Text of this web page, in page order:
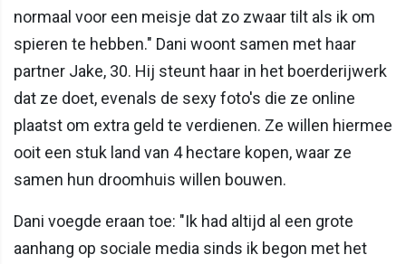
normaal voor een meisje dat zo zwaar tilt als ik om
spieren te hebben." Dani woont samen met haar
partner Jake, 30. Hij steunt haar in het boerderijwerk
dat ze doet, evenals de sexy foto's die ze online
plaatst om extra geld te verdienen. Ze willen hiermee
ooit een stuk land van 4 hectare kopen, waar ze
samen hun droomhuis willen bouwen.
Dani voegde eraan toe: "Ik had altijd al een grote
aanhang op sociale media sinds ik begon met het